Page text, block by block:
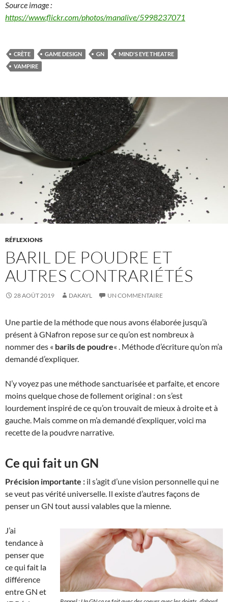
Source image :
https://www.flickr.com/photos/manalive/5998237071
CRÈTE GAME DESIGN GN
MIND'S EYE THEATRE
VAMPIRE
RÉFLEXIONS
BARIL DE POUDRE ET
AUTRES CONTRARIÉTÉS
28 AOÛT 2019 DAKAYL UN COMMENTAIRE
Une partie de la méthode que nous avons élaborée jusqu’à
présent à GNafron repose sur ce qu’on est nombreux à
nommer des « barils de poudre« . Méthode d’écriture qu’on m’a
demandé d’expliquer.
N’y voyez pas une méthode sanctuarisée et parfaite, et encore
moins quelque chose de follement original : on s’est
lourdement inspiré de ce qu’on trouvait de mieux à droite et à
gauche. Mais comme on m’a demandé d’expliquer, voici ma
recette de la poudvre narrative.
Ce qui fait un GN
Précision importante : il s’agit d’une vision personnelle qui ne
se veut pas vérité universelle. Il existe d’autres façons de
penser un GN tout aussi valables que la mienne.
J’ai
tendance à
penser que
ce qui fait la
différence
entre GN et